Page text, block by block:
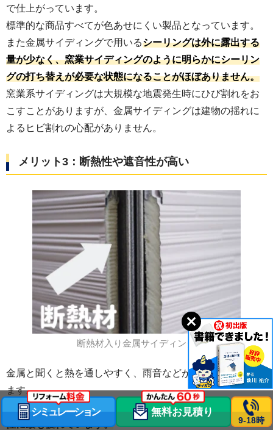
で仕上がっています。
標準的な商品すべてが色あせにくい製品となっています。
また金属サイディングで用いるシーリングは外に露出する
量が少なく、窯業サイディングのように明らかにシーリン
グの打ち替えが必要な状態になることがほぼありません。
窯業系サイディングは大規模な地震発生時にひび割れをお
こすことがありますが、金属サイディングは建物の揺れに
よるヒビ割れの心配がありません。
メリット3：断熱性や遮音性が高い
断熱材入り金属サイディング
金属と聞くと熱を通しやすく、雨音などが響く印象があり
ます。
実はサイディングの中で金属サイディングは断熱性と遮音
性に最も優れています。
シミュレーション 無料お見積り
9-18時